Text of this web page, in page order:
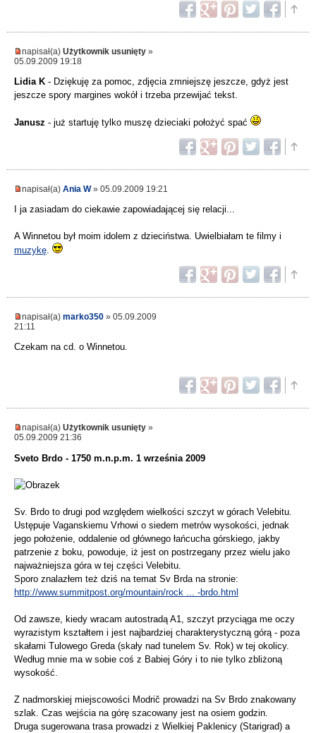
napisał(a) Użytkownik usunięty »
05.09.2009 19:18
Lidia K - Dziękuję za pomoc, zdjęcia zmniejszę jeszcze, gdyż jest
jeszcze spory margines wokół i trzeba przewijać tekst.
Janusz - już startuję tylko muszę dzieciaki położyć spać
napisał(a) Ania W» 05.09.2009 19:21
I ja zasiadam do ciekawie zapowiadającej się relacji...
A Winnetou był moim idolem z dzieciństwa. Uwielbiałam te filmy i
muzykę.
napisał(a) marko350 » 05.09.2009
21:11
Czekam na cd. o Winnetou.
napisał(a) Użytkownik usunięty »
05.09.2009 21:36
Sveto Brdo - 1750 m.n.p.m. 1 września 2009
Sv. Brdo to drugi pod względem wielkości szczyt w górach Velebitu.
Ustępuje Vaganskiemu Vrhowi o siedem metrów wysokości, jednak
jego położenie, oddalenie od głównego łańcucha górskiego, jakby
patrzenie z boku, powoduje, iż jest on postrzegany przez wielu jako
najważniejsza góra w tej części Velebitu.
Sporo znalazłem też dziś na temat Sv Brda na stronie:
http://www.summitpost.org/mountain/rock ... -brdo.html
Od zawsze, kiedy wracam autostradą A1, szczyt przyciąga me oczy
wyrazistym kształtem i jest najbardziej charakterystyczną górą - poza
skałami Tulowego Greda (skały nad tunelem Sv. Rok) w tej okolicy.
Według mnie ma w sobie coś z Babiej Góry i to nie tylko zbliżoną
wysokość.
Z nadmorskiej miejscowości Modrič prowadzi na Sv Brdo znakowany
szlak. Czas wejścia na górę szacowany jest na osiem godzin.
Druga sugerowana trasa prowadzi z Wielkiej Paklenicy (Starigrad) a